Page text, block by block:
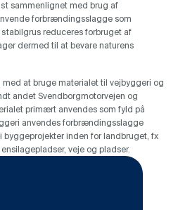
sammenlignet med brug af
forbrændingsslagge som
reduceres forbruget af
dermed til at bevare naturens
med at bruge materialet til vejbyggeri og
andet Svendborgmotorvejen og
primært anvendes som fyld på
anvendes forbrændingsslagge
inden for landbruget, fx
veje og pladser.